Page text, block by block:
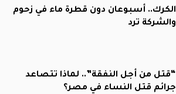
الكرك.. أسبوعان دون قطرة ماء في زحوم
والشركة ترد
“قتل من أجل النفقة”.. لماذا تتصاعد
جرائم قتل النساء في مصر؟